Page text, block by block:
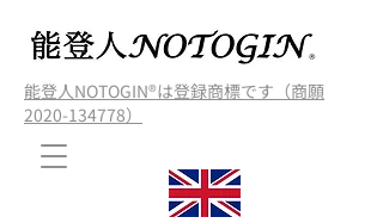
能登人NOTOGIN®️は登録商標です（商願
2020-134778）